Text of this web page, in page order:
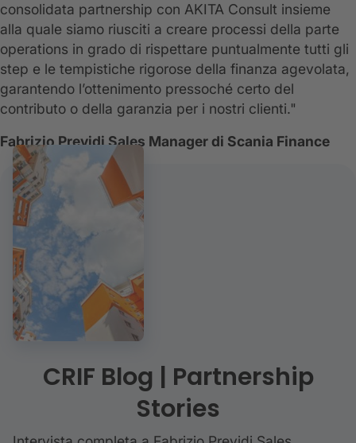
consolidata partnership con AKITA Consult insieme
alla quale siamo riusciti a creare processi della parte
operations in grado di rispettare puntualmente tutti gli
step e le tempistiche rigorose della finanza agevolata,
garantendo l’ottenimento pressoché certo del
contributo o della garanzia per i nostri clienti."
Fabrizio Previdi Sales Manager di Scania Finance
CRIF Blog | Partnership
Stories